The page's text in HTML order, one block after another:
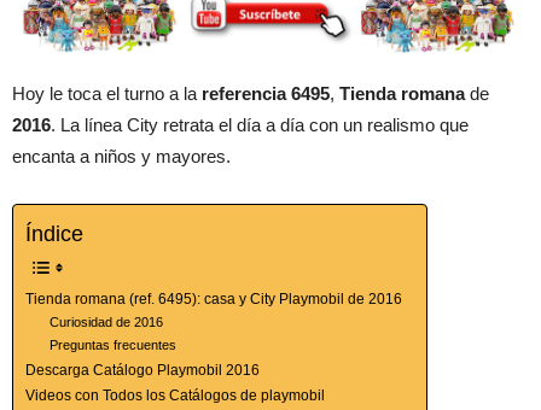
Hoy le toca el turno a la referencia 6495, Tienda romanade
2016. La línea City retrata el día a día con un realismo que
encanta a niños y mayores.
Índice
Tienda romana (ref. 6495): casa y City Playmobil de 2016
Curiosidad de 2016
Preguntas frecuentes
Descarga Catálogo Playmobil 2016
Videos con Todos los Catálogos de playmobil